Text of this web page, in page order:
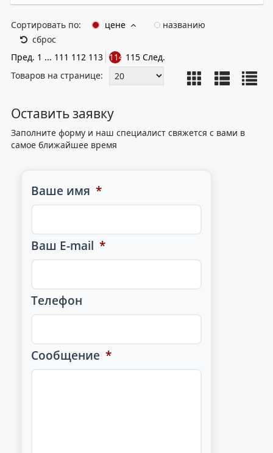
Сортировать по: цене
названию
сброс
Пред. 1 ... 111 112 113 114 115 След.
Товаров на странице:
Оставить заявку
Заполните форму и наш специалист свяжется с вами в
самое ближайшее время
Ваше имя *
Ваш E-mail *
Телефон
Сообщение *